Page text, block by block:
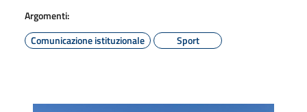
Argomenti:
Comunicazione istituzionale
Sport